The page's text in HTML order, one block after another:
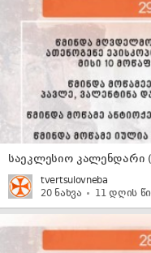
საეკლესიო კალენდარი
tvertsulovneba
20 ნახვა
11 დღის